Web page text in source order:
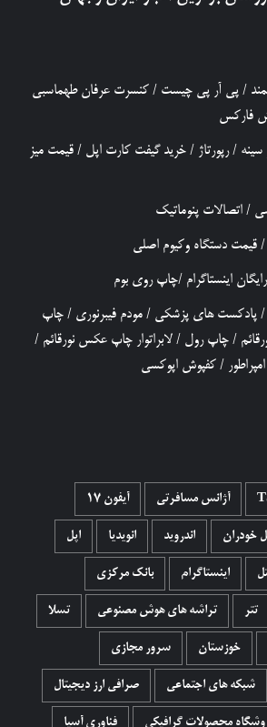
/ پی آر پی چیست / کنسرت عرفان طهماسبی
فارکس
سینه /رپورتاژ / خرید گیفت کارت اپل / قیمت میز
/ اتصالات پنوماتیک
/ قیمت دستگاه وکیوم اصلی
اینستاگرام /چاپ روی بوم
/ پادکست های پزشکی / مودم فیبرنوری / چاپ
/ چاپ رول / لابراتوار چاپ عکس نورقائم /
/ کفپوش اپوکسی
آژانس مسافرتی آیفون 17
خودران اندروید انویدیا اپل
اینستاگرام بانک مرکزی
تتر تراشه های هوش مصنوعی تسلا
خوزستان سرور مجازی
شبکه های اجتماعی صرافی ارز دیجیتال
محصولات گرافيکی فناوری آسیا